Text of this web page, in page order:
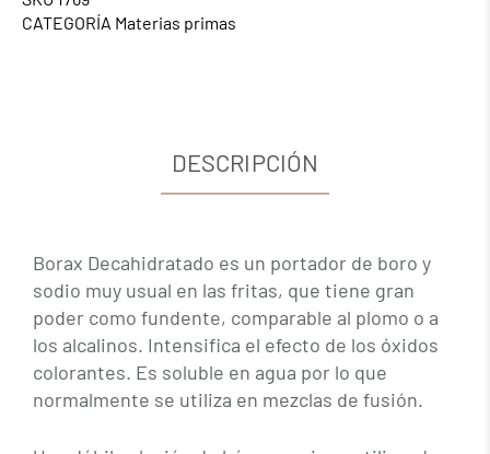
CATEGORÍA Materias primas
DESCRIPCIÓN
Borax Decahidratado es un portador de boro y
sodio muy usual en las fritas, que tiene gran
poder como fundente, comparable al plomo o a
los alcalinos. Intensifica el efecto de los óxidos
colorantes. Es soluble en agua por lo que
normalmente se utiliza en mezclas de fusión.